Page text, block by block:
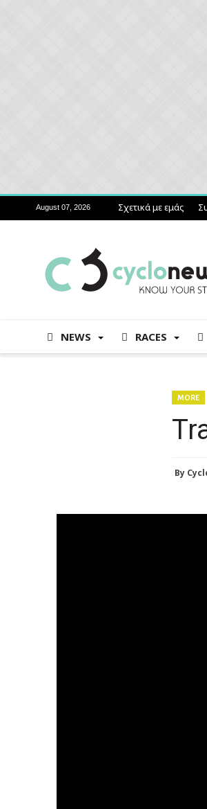
August 07, 2026 Σχετικά με εμάς
NEWS RACES
MORE
By